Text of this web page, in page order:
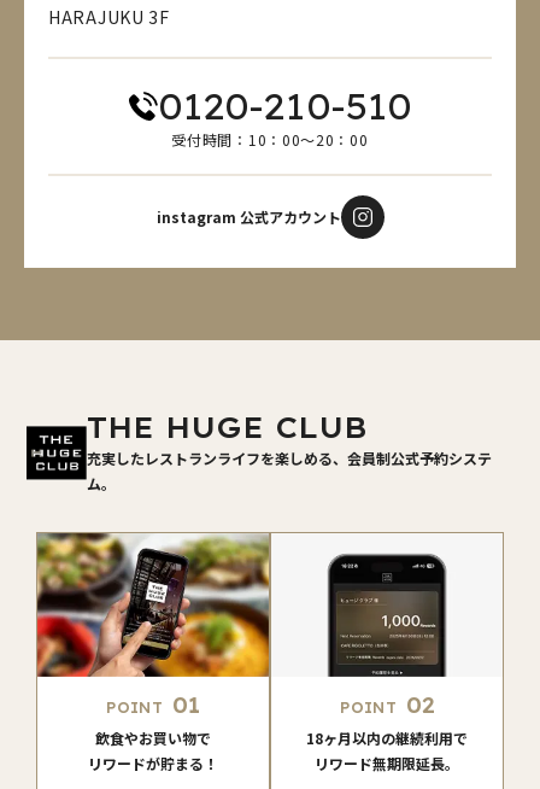
HARAJUKU 3F
0120-210-510
受付時間：10：00～20：00
instagram 公式アカウント
THE HUGE CLUB
充実したレストランライフを楽しめる、会員制公式予約システ
ム。
POINT 01
飲食やお買い物で
リワードが貯まる！
POINT 02
18ヶ月以内の継続利用で
リワード無期限延長。